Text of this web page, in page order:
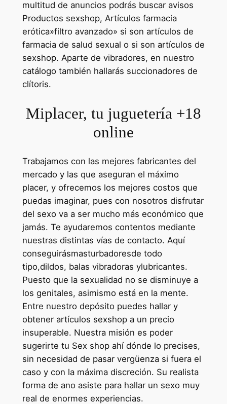
multitud de anuncios podrás buscar avisos
Productos sexshop, Artículos farmacia​
erótica»filtro avanzado» si son artículos de
farmacia de salud sexual o si son artículos de
sexshop. Aparte de vibradores, en nuestro
catálogo también hallarás succionadores de
clítoris.
Miplacer, tu juguetería +18
online
Trabajamos con las mejores fabricantes del
mercado y las que aseguran el máximo
placer, y ofrecemos los mejores costos que
puedas imaginar, pues con nosotros disfrutar
del sexo va a ser mucho más económico que
jamás. Te ayudaremos contentos mediante
nuestras distintas vías de contacto. Aquí
conseguirásmasturbadoresde todo
tipo,dildos, balas vibradoras ylubricantes.
Puesto que la sexualidad no se disminuye a
los genitales, asimismo está en la mente.
Entre nuestro depósito puedes hallar y
obtener artículos sexshop a un precio
insuperable. Nuestra misión es poder
sugerirte tu Sex shop ahí dónde lo precises,
sin necesidad de pasar vergüenza si fuera el
caso y con la máxima discreción. Su realista
forma de ano asiste para hallar un sexo muy
real de enormes experiencias.